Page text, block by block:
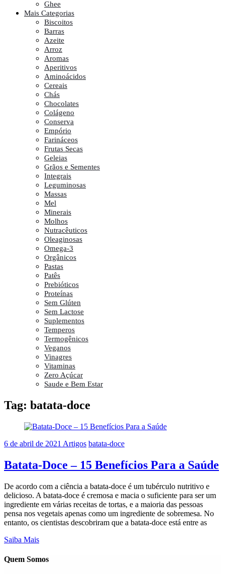
Ghee
Mais Categorias
Biscoitos
Barras
Azeite
Arroz
Aromas
Aperitivos
Aminoácidos
Cereais
Chás
Chocolates
Colágeno
Conserva
Empório
Farináceos
Frutas Secas
Geleias
Grãos e Sementes
Integrais
Leguminosas
Massas
Mel
Minerais
Molhos
Nutracêuticos
Oleaginosas
Omega-3
Orgânicos
Pastas
Patês
Prebióticos
Proteínas
Sem Glúten
Sem Lactose
Suplementos
Temperos
Termogênicos
Veganos
Vinagres
Vitaminas
Zero Açúcar
Saude e Bem Estar
Tag: batata-doce
6 de abril de 2021 Artigos batata-doce
Batata-Doce – 15 Benefícios Para a Saúde
De acordo com a ciência a batata-doce é um tubérculo nutritivo e
delicioso. A batata-doce é cremosa e macia o suficiente para ser um
ingrediente em várias receitas de tortas, e a maioria das pessoas
pensa nos vegetais apenas como um ingrediente de sobremesa. No
entanto, os cientistas descobriram que a batata-doce está entre as
Saiba Mais
Quem Somos